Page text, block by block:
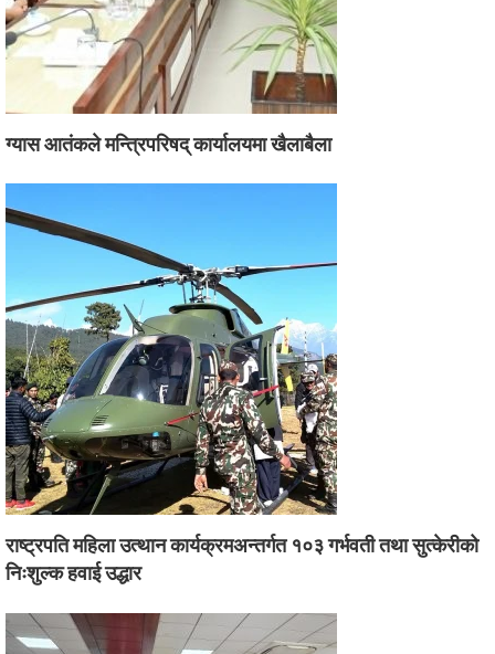
ग्यास आतंकले मन्त्रिपरिषद् कार्यालयमा खैलाबैला
राष्ट्रपति महिला उत्थान कार्यक्रमअन्तर्गत १०३ गर्भवती तथा सुत्केरीको
निःशुल्क हवाई उद्धार